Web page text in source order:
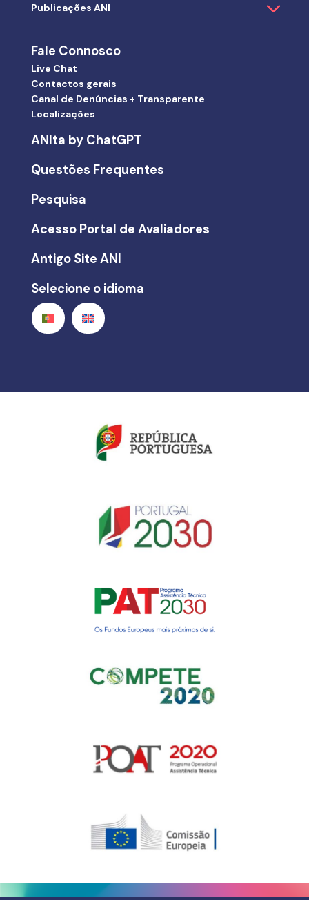
Gerir o Consentimento de
Para fornecer as melhores experiências, usamos tecnologias como
cookies para armazenar e/ou aceder a informações do dispositivo.
Consentir com essas tecnologias nos permitirá processar dados, como
comportamento de navegação ou IDs exclusivos neste site. Não consentir
Publicações ANI
Fale Connosco
Live Chat
Contactos gerais
Canal de Denúncias + Transparente
Localizações
ANIta by ChatGPT
Questões Frequentes
Pesquisa
Acesso Portal de Avaliadores
Antigo Site ANI
Selecione o idioma